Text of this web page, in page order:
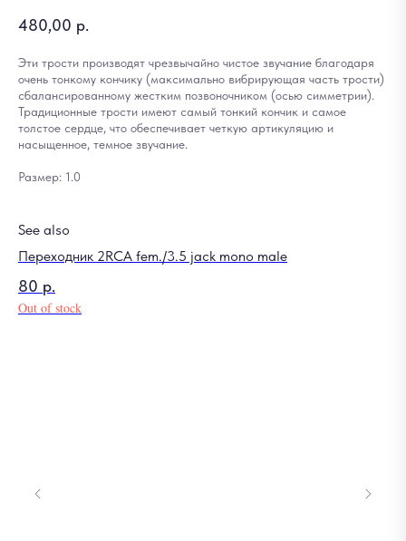
480,00 р.
Эти трости производят чрезвычайно чистое звучание благодаря
очень тонкому кончику (максимально вибрирующая часть трости)
сбалансированному жестким позвоночником (осью симметрии).
Традиционные трости имеют самый тонкий кончик и самое
толстое сердце, что обеспечивает четкую артикуляцию и
насыщенное, темное звучание.
Размер: 1.0
See also
Переходник 2RCA fem./3.5 jack mono male
80 р.
Out of stock